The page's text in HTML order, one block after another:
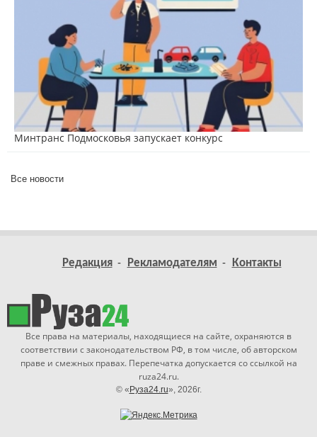
Минтранс Подмосковья запускает конкурс
Все новости
Редакция Рекламодателям Контакты
Все права на материалы, находящиеся на сайте, охраняются в
соответствии с законодательством РФ, в том числе, об авторском
праве и смежных правах. Перепечатка допускается со ссылкой на
ruza24.ru.
© « Руза24.ru», 2026г.